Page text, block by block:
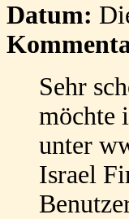
Datum:
Sehr
möchte
unter
Israel